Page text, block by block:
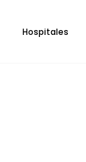
Hospitales